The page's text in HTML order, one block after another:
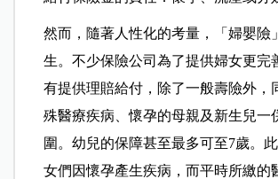
然而，隨著人性化的考量，「婦嬰險
生。不少保險公司為了提供婦女更完
有提供理賠給付，除了一般壽險外，
殊醫療疾病、懷孕的母親及新生兒一
圍。幼兒的保障甚至最多可至7歲。
女們因懷孕產生疾病，而平時所繳的